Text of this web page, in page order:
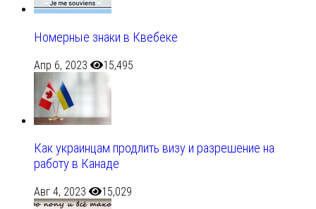
Номерные знаки в Квебеке
Апр 6, 2023 15,495
Как украинцам продлить визу и разрешение на
работу в Канаде
Авг 4, 2023 15,029